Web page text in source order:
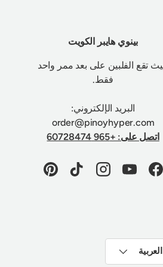
بينوي هايبر الكويت
تقع الفلبين على بعد ممر واحد
فقط.
البريد الإلكتروني:
order@pinoyhyper.com
اتصل على: +965 60728474
Facebook
YouTube
Instagram
TikTok
Pinterest
العربية